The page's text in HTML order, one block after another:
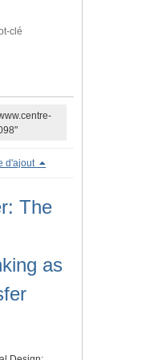
clé
d'ajout
The
as